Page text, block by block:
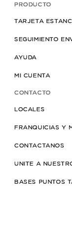
PRODUCTO
TARJETA
SEGUIMIENTO
AYUDA
MI CUENTA
CONTACTO
LOCALES
FRANQUICIAS Y
CONTACTANOS
UNITE A
BASES PUNTOS